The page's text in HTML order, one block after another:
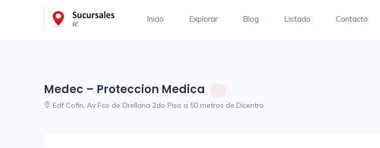
Inicio Explorar Blog Listado Contacto
Medec – Proteccion Medica
Edf Cofin, Av Fco de Orellana 2do Piso a 50 metros de Dicentro